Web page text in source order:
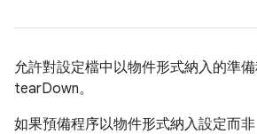
允許對設定檔中以物件形式納入的準
tearDown。
如果預備程序以物件形式納入設定而非